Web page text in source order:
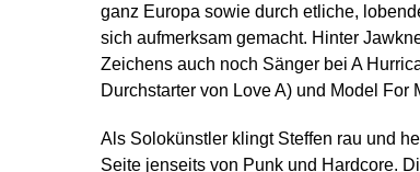
ganz Europa sowie durch etliche,
sich aufmerksam gemacht. Hinter
Zeichens auch noch Sänger bei A
Durchstarter von Love A) und Model For
Als Solokünstler klingt Steffen rau und
Seite jenseits von Punk und Hardcore.